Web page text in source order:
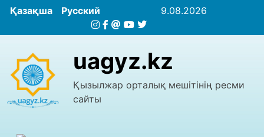
Қазақша Русский 9.08.2026
uagyz.kz
Қызылжар орталық мешітінің ресми
сайты